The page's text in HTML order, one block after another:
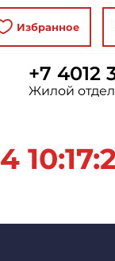
Избранное
+7 4012
Жилой отдел